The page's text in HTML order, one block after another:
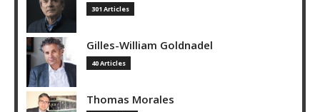
301 Articles
Gilles-William Goldnadel
40 Articles
Thomas Morales